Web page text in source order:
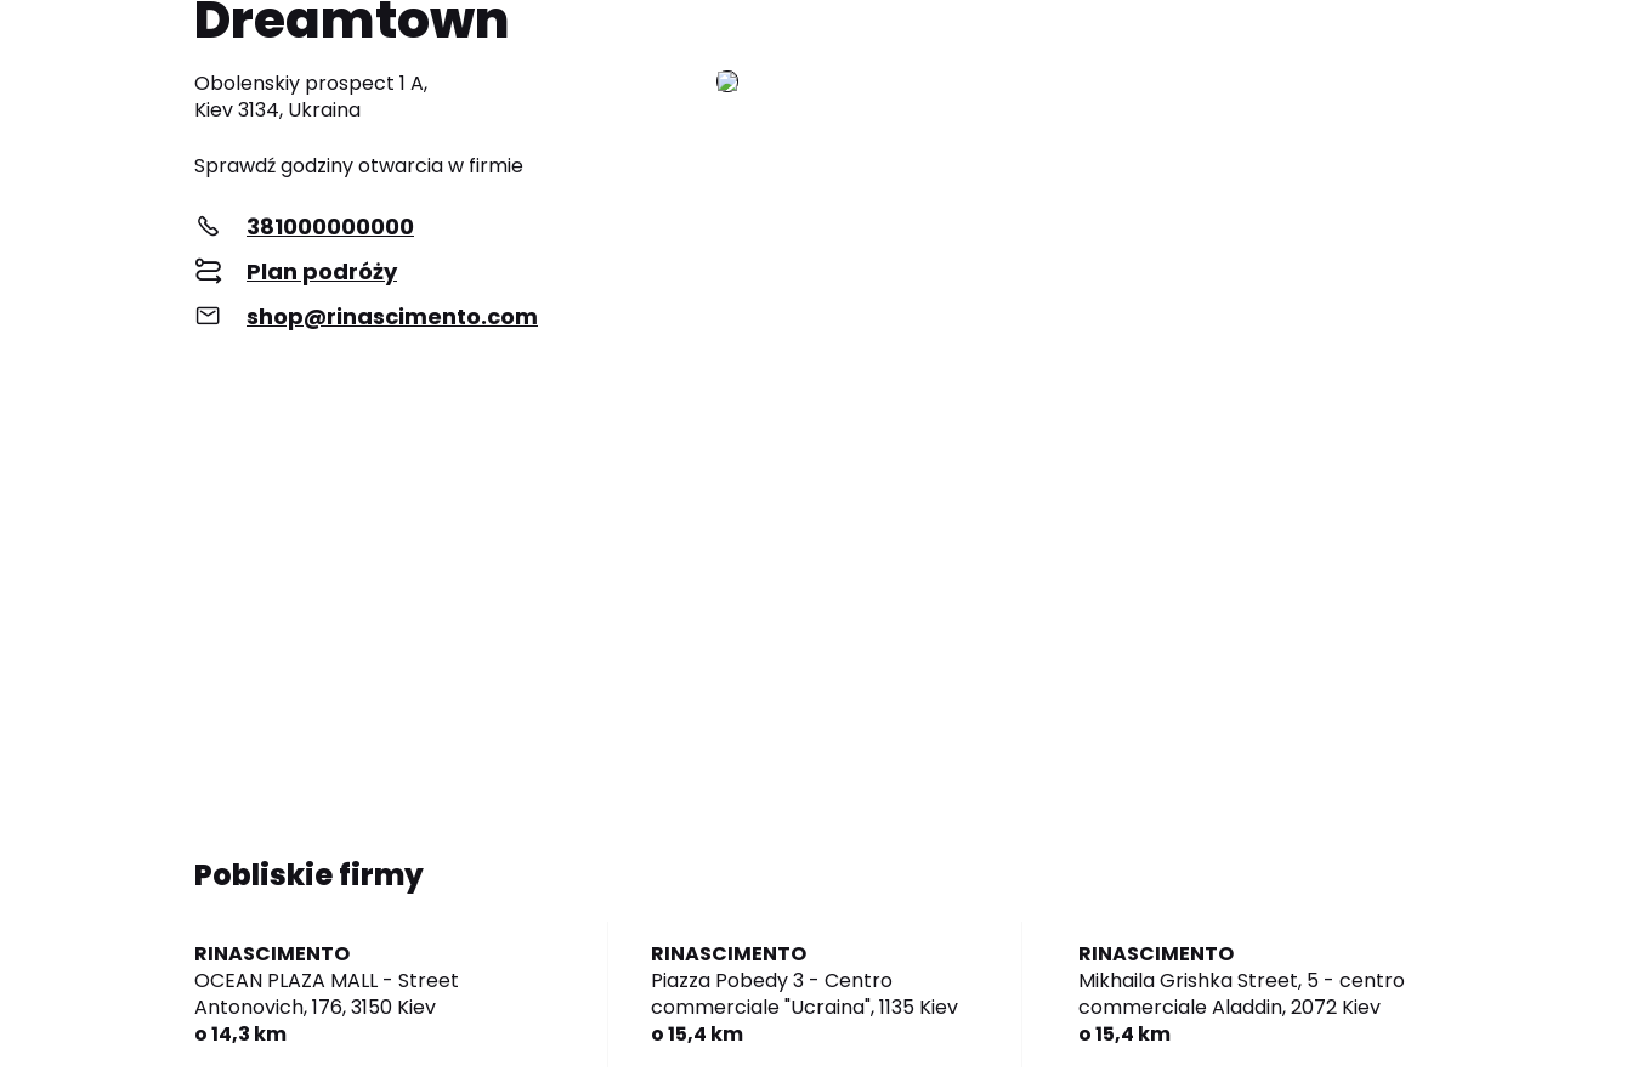
Dreamtown
Obolenskiy prospect 1 A,
Kiev 3134, Ukraina
Sprawdź godziny otwarcia w firmie
381000000000
Plan podróży
shop@rinascimento.com
Pobliskie firmy
RINASCIMENTO
OCEAN PLAZA MALL - Street
Antonovich, 176,3150 Kiev
o 14,3 km
RINASCIMENTO
Piazza Pobedy 3 - Centro
commerciale "Ucraina",1135 Kiev
o 15,4 km
RINASCIMENTO
Mikhaila Grishka Street, 5 - centro
commerciale Aladdin,2072 Kiev
o 15,4 km